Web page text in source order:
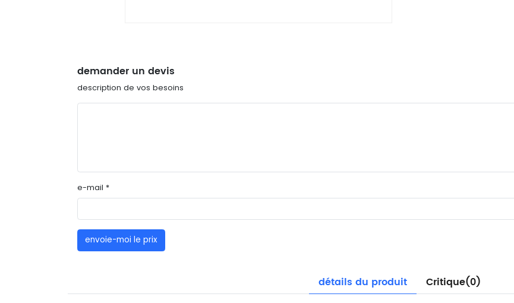
demander un devis
description de vos besoins
e-mail *
envoie-moi le prix
détails du produit Critique(0)